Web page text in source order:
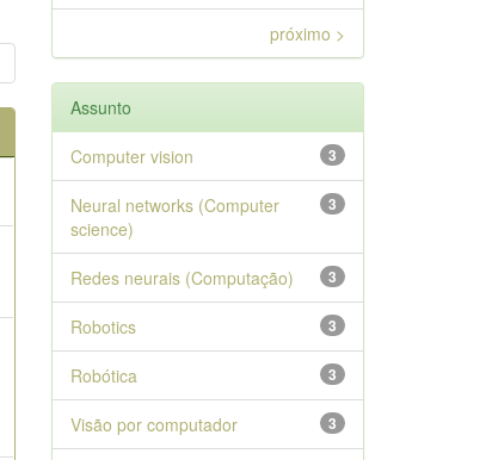
próximo >
Assunto
3
Computer vision
3
Neural networks (Computer
science)
3
Redes neurais (Computação)
3
Robotics
3
Robótica
3
Visão por computador